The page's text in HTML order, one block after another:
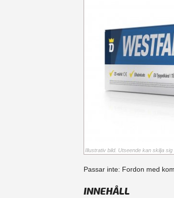
Illustrativ bild. Utseende kan skilja sig
Passar inte: Fordon med
INNEHÅLL